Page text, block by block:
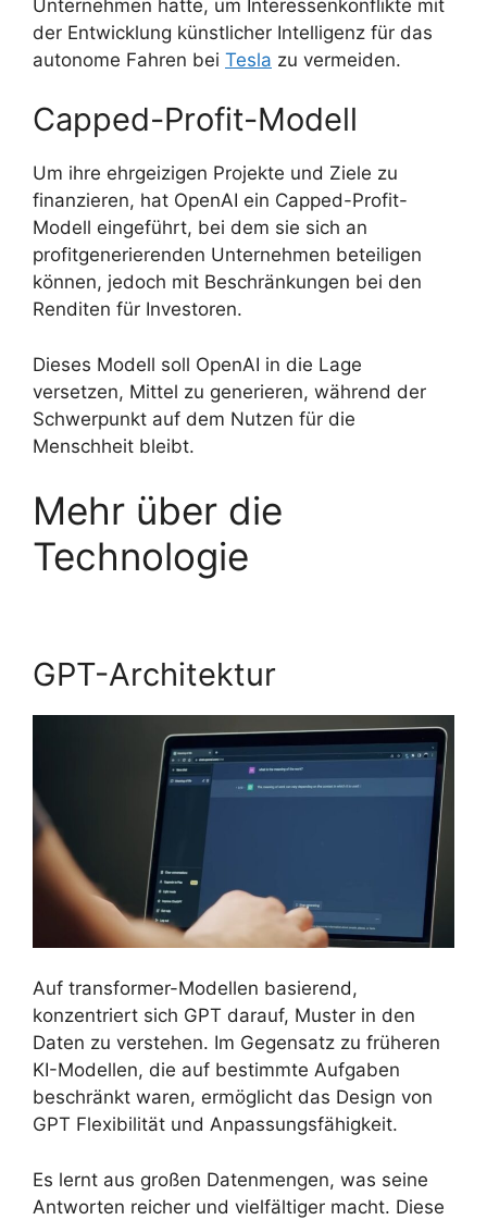
Unternehmen hatte, um Interessenkonflikte mit
der Entwicklung künstlicher Intelligenz für das
autonome Fahren bei Tesla zu vermeiden.
Capped-Profit-Modell
Um ihre ehrgeizigen Projekte und Ziele zu
finanzieren, hat OpenAI ein Capped-Profit-
Modell eingeführt, bei dem sie sich an
profitgenerierenden Unternehmen beteiligen
können, jedoch mit Beschränkungen bei den
Renditen für Investoren.
Dieses Modell soll OpenAI in die Lage
versetzen, Mittel zu generieren, während der
Schwerpunkt auf dem Nutzen für die
Menschheit bleibt.
Mehr über die
Technologie
GPT-Architektur
Auf transformer-Modellen basierend,
konzentriert sich GPT darauf, Muster in den
Daten zu verstehen. Im Gegensatz zu früheren
KI-Modellen, die auf bestimmte Aufgaben
beschränkt waren, ermöglicht das Design von
GPT Flexibilität und Anpassungsfähigkeit.
Es lernt aus großen Datenmengen, was seine
Antworten reicher und vielfältiger macht. Diese